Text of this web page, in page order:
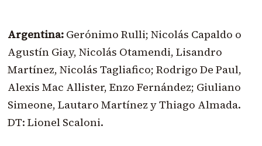
Argentina:Gerónimo Rulli; Nicolás Capaldo o
Agustín Giay, Nicolás Otamendi, Lisandro
Martínez, Nicolás Tagliafico; Rodrigo De Paul,
Alexis Mac Allister, Enzo Fernández; Giuliano
Simeone, Lautaro Martínez y Thiago Almada.
DT: Lionel Scaloni.